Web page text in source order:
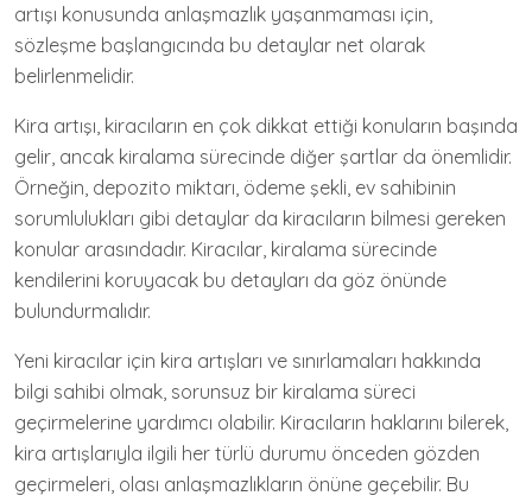
artışı konusunda anlaşmazlık yaşanmaması için,
sözleşme başlangıcında bu detaylar net olarak
belirlenmelidir.
Kira artışı, kiracıların en çok dikkat ettiği konuların başında
gelir, ancak kiralama sürecinde diğer şartlar da önemlidir.
Örneğin, depozito miktarı, ödeme şekli, ev sahibinin
sorumlulukları gibi detaylar da kiracıların bilmesi gereken
konular arasındadır. Kiracılar, kiralama sürecinde
kendilerini koruyacak bu detayları da göz önünde
bulundurmalıdır.
Yeni kiracılar için kira artışları ve sınırlamaları hakkında
bilgi sahibi olmak, sorunsuz bir kiralama süreci
geçirmelerine yardımcı olabilir. Kiracıların haklarını bilerek,
kira artışlarıyla ilgili her türlü durumu önceden gözden
geçirmeleri, olası anlaşmazlıkların önüne geçebilir. Bu